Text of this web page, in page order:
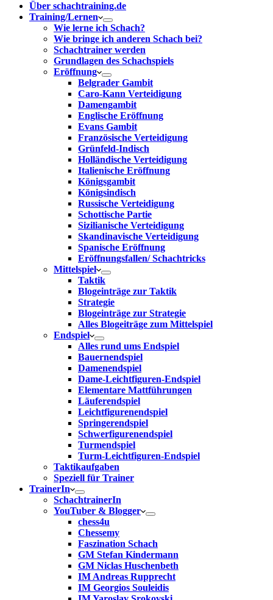
Über schachtraining.de
Training/Lernen
Wie lerne ich Schach?
Wie bringe ich anderen Schach bei?
Schachtrainer werden
Grundlagen des Schachspiels
Eröffnung
Belgrader Gambit
Caro-Kann Verteidigung
Damengambit
Englische Eröffnung
Evans Gambit
Französische Verteidigung
Grünfeld-Indisch
Holländische Verteidigung
Italienische Eröffnung
Königsgambit
Königsindisch
Russische Verteidigung
Schottische Partie
Sizilianische Verteidigung
Skandinavische Verteidigung
Spanische Eröffnung
Eröffnungsfallen/ Schachtricks
Mittelspiel
Taktik
Blogeinträge zur Taktik
Strategie
Blogeinträge zur Strategie
Alles Blogeiträge zum Mittelspiel
Endspiel
Alles rund ums Endspiel
Bauernendspiel
Damenendspiel
Dame-Leichtfiguren-Endspiel
Elementare Mattführungen
Läuferendspiel
Leichtfigurenendspiel
Springerendspiel
Schwerfigurenendspiel
Turmendspiel
Turm-Leichtfiguren-Endspiel
Taktikaufgaben
Speziell für Trainer
TrainerIn
SchachtrainerIn
YouTuber & Blogger
chess4u
Chessemy
Faszination Schach
GM Stefan Kindermann
GM Niclas Huschenbeth
IM Andreas Rupprecht
IM Georgios Souleidis